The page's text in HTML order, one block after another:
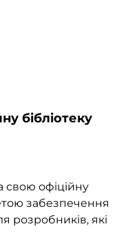
бібліотеку
свою офіційну
забезпечення
розробників, які